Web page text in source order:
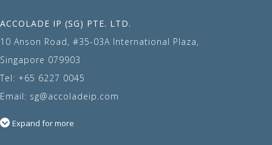
ACCOLADE IP (SG) PTE. LTD.
10 Anson Road, #35-03A International Plaza,
Singapore 079903
Tel: +65 6227 0045
Email: sg@accoladeip.com
Expand for more